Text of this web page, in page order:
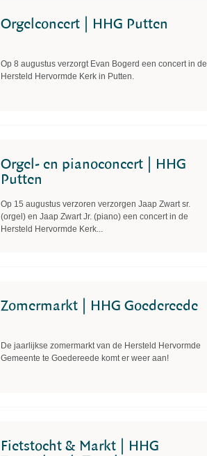
Orgelconcert | HHG Putten
Op 8 augustus verzorgt Evan Bogerd een concert in de
Hersteld Hervormde Kerk in Putten.
Orgel- en pianoconcert | HHG
Putten
Op 15 augustus verzoren verzorgen Jaap Zwart sr.
(orgel) en Jaap Zwart Jr. (piano) een concert in de
Hersteld Hervormde Kerk...
Zomermarkt | HHG Goedereede
De jaarlijkse zomermarkt van de Hersteld Hervormde
Gemeente te Goedereede komt er weer aan!
Fietstocht & Markt | HHG